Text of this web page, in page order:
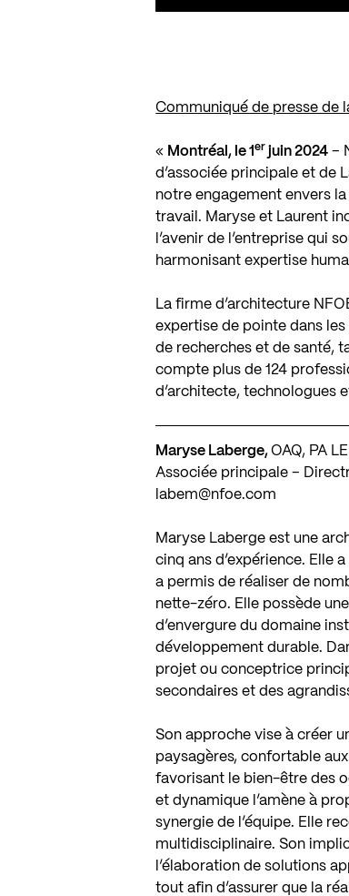
Communiqué de presse de
« Montréal, le 1er juin 2024 –
d’associée principale et de
notre engagement envers
travail. Maryse et Laurent
l’avenir de l’entreprise qui
harmonisant expertise
La firme d’architecture
expertise de pointe dans
de recherches et de santé,
compte plus de 124
d’architecte, technologues
Maryse Laberge,OAQ, PA
Associée principale –
labem@nfoe.com
Maryse Laberge est une
cinq ans d’expérience. Elle
a permis de réaliser de
nette-zéro. Elle possède
d’envergure du domaine
développement durable.
projet ou conceptrice
secondaires et des
Son approche vise à créer
paysagères, confortable
favorisant le bien-être des
et dynamique l’amène à
synergie de l’équipe. Elle
multidisciplinaire. Son
l’élaboration de solutions
tout afin d’assurer que la